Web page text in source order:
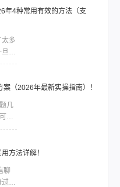
都告
个
年4种常用有效的方法（支
误
，恢
令通
然
（2026年最新实操指南）！
能
出或
整
方法详解！
、